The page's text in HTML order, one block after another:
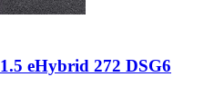
1.5 eHybrid 272 DSG6